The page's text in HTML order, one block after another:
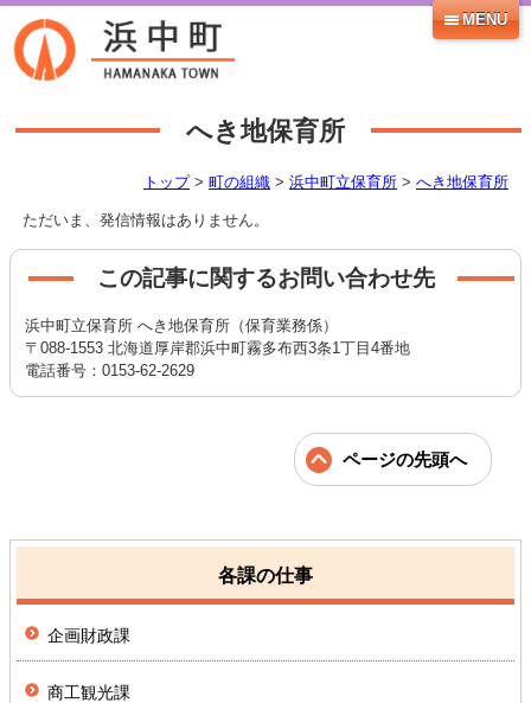
MENU
へき地保育所
トップ> 町の組織 > 浜中町立保育所 > へき地保育所
ただいま、発信情報はありません。
この記事に関するお問い合わせ先
浜中町立保育所 へき地保育所（保育業務係）
〒088-1553 北海道厚岸郡浜中町霧多布西3条1丁目4番地
電話番号：0153-62-2629
ページの先頭へ
各課の仕事
企画財政課
商工観光課